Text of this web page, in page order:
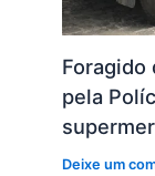
Foragido
pela
Deixe um